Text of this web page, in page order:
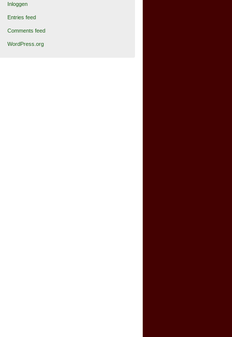
Inloggen
Entries feed
Comments feed
WordPress.org